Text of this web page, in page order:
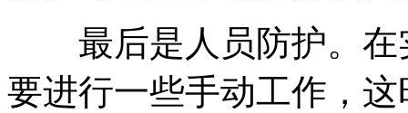
最后是人员防护。在
要进行一些手动工作，